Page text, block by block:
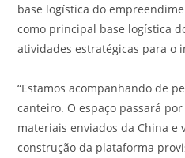
base logística do
como principal base logística
atividades estratégicas para o
“Estamos acompanhando de
canteiro. O espaço passará
materiais enviados da China e
construção da plataforma